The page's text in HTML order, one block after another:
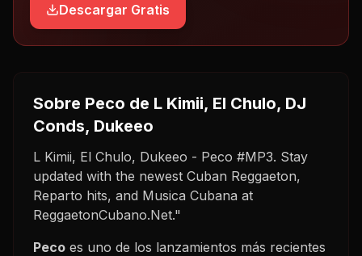
Descargar Gratis
Sobre Peco de L Kimii, El Chulo, DJ
Conds, Dukeeo
L Kimii, El Chulo, Dukeeo - Peco #MP3. Stay
updated with the newest Cuban Reggaeton,
Reparto hits, and Musica Cubana at
ReggaetonCubano.Net."
Peco es uno de los lanzamientos más recientes